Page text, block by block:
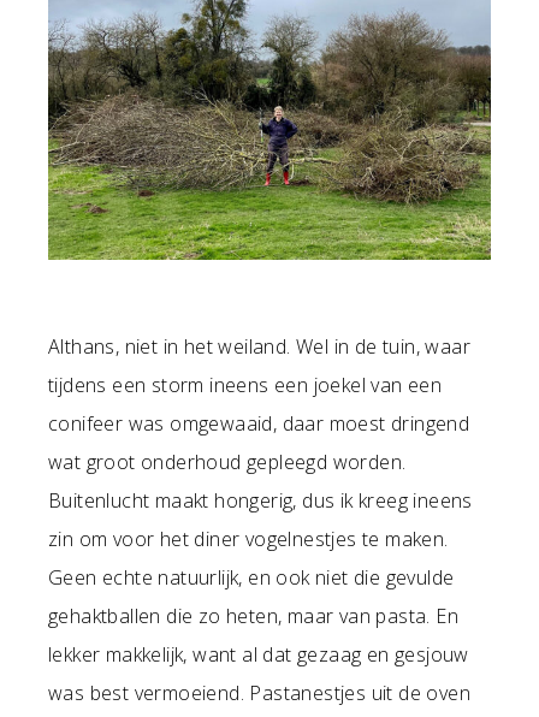
Althans, niet in het weiland. Wel in de tuin, waar
tijdens een storm ineens een joekel van een
conifeer was omgewaaid, daar moest dringend
wat groot onderhoud gepleegd worden.
Buitenlucht maakt hongerig, dus ik kreeg ineens
zin om voor het diner vogelnestjes te maken.
Geen echte natuurlijk, en ook niet die gevulde
gehaktballen die zo heten, maar van pasta. En
lekker makkelijk, want al dat gezaag en gesjouw
was best vermoeiend. Pastanestjes uit de oven